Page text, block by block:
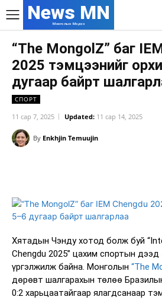
News MN
Монголын Мэдээ
“The MongolZ” баг
2025 тэмцээнийг
дугаар байрт
СПОРТ
11 сар 7, 2025 Updated: 11 сар 14, 2025
By Enkhjin Temuujin
Хятадын Чэнду хотод болж буй
Chengdu 2025” цахим спортын дээд
үргэлжилж байна. Монголын “The
дөрөвт шалгарахын төлөө Бразилын
0:2 харьцаатайгаар ялагдсанаар